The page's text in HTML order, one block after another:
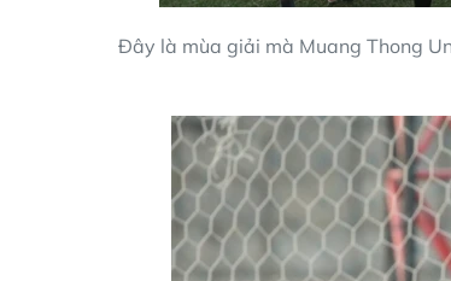
Đây là mùa giải mà Muang Thong